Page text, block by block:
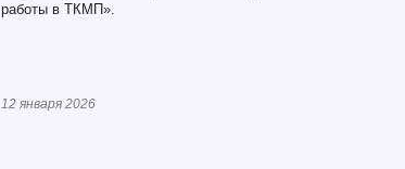
работы в ТКМП».
12 января 2026